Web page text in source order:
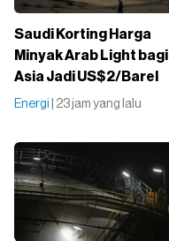
Saudi Korting Harga
Minyak Arab Light bagi
Asia Jadi US$2/Barel
Energi | 23 jam yang lalu